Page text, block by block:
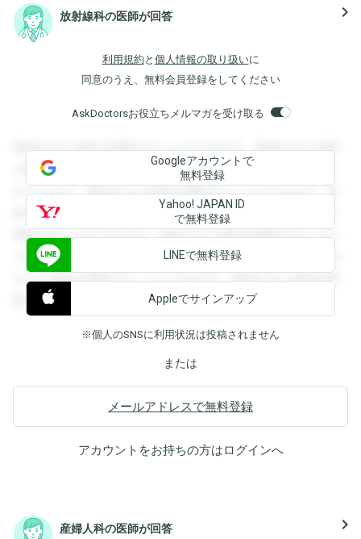
放射線科の医師が回答 navigate_next
利用規約 と 個人情報の取り扱いに
同意のうえ、無料会員登録をしてください
AskDoctorsお役立ちメルマガを受け取る
登録すると回答を閲覧することができます。登録すると回答
を閲覧することができます。登録すると回答を閲覧すること
ができます。登録すると回答を閲覧することができます。登
録すると回答を閲覧することができます。登録すると回答を
閲覧することができます。登録すると回答を閲覧することが
できます。登録すると回答を閲覧することができます。登録
すると回答を閲覧することができます。登録すると回答を閲
覧することができます。
Googleアカウントで
無料登録
Yahoo! JAPAN ID
で無料登録
LINEで無料登録
Appleでサインアップ
※個人のSNSに利用状況は投稿されません
または
メールアドレスで無料登録
アカウントをお持ちの方はログインへ
産婦人科の医師が回答 navigate_next